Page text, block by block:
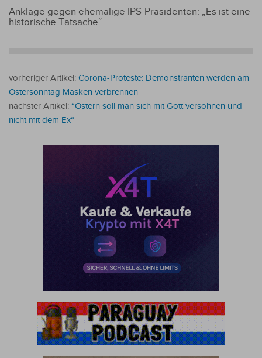
Anklage gegen ehemalige IPS-Präsidenten: „Es ist eine
historische Tatsache“
vorheriger Artikel: Corona-Proteste: Demonstranten werden am
Ostersonntag Masken verbrennen
nächster Artikel: “Ostern soll man sich mit Gott versöhnen und
nicht mit dem Ex“